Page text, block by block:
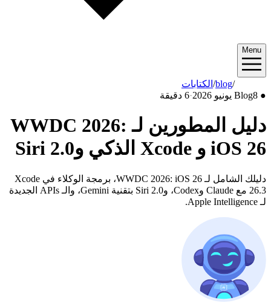
Menu
الكتابات/blog
●
Blog 8 يونيو 2026 ·6 دقيقة
دليل المطورين لـ WWDC 2026:
iOS 26 و Xcode الذكي وSiri 2.0
دليلك الشامل لـ WWDC 2026: iOS 26، برمجة الوكلاء في Xcode
26.3 مع Claude وCodex، وSiri 2.0 بتقنية Gemini، والـ APIs الجديدة
لـ Apple Intelligence.